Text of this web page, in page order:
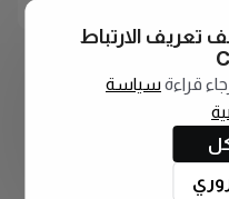
تعريف الارتباط
قراءة سياسة